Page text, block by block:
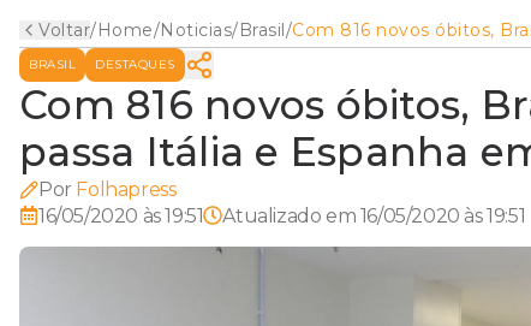
Voltar/Home/Noticias/Brasil/Com 816 novos óbitos,
supera 15 mil mortes e
coronavírus
BRASIL DESTAQUES
Com 816 novos óbitos,
passa Itália e Espanha
Por Folhapress
16/05/2020 às 19:51
Atualizado em 16/05/2020 às 19:51